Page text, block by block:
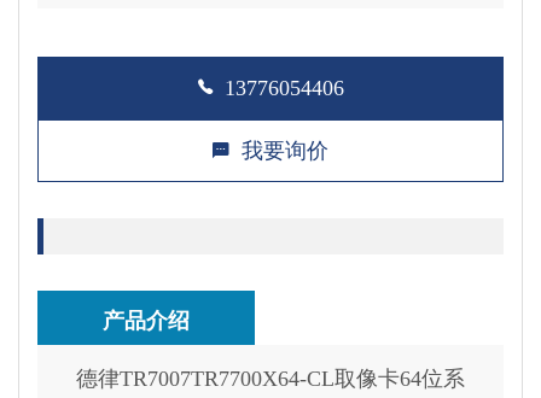
13776054406
我要询价
产品介绍
德律TR7007TR7700X64-CL取像卡64位系